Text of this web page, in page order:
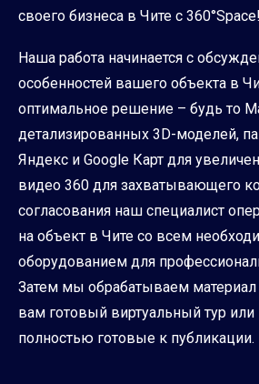
своего бизнеса в Чите с 360°Space!
Наша работа начинается с
особенностей вашего объекта в
оптимальное решение – будь то
детализированных 3D-моделей,
Яндекс и Google Карт для
видео 360 для захватывающего
согласования наш специалист
на объект в Чите со всем
оборудованием для
Затем мы обрабатываем
вам готовый виртуальный тур
полностью готовые к публикации.